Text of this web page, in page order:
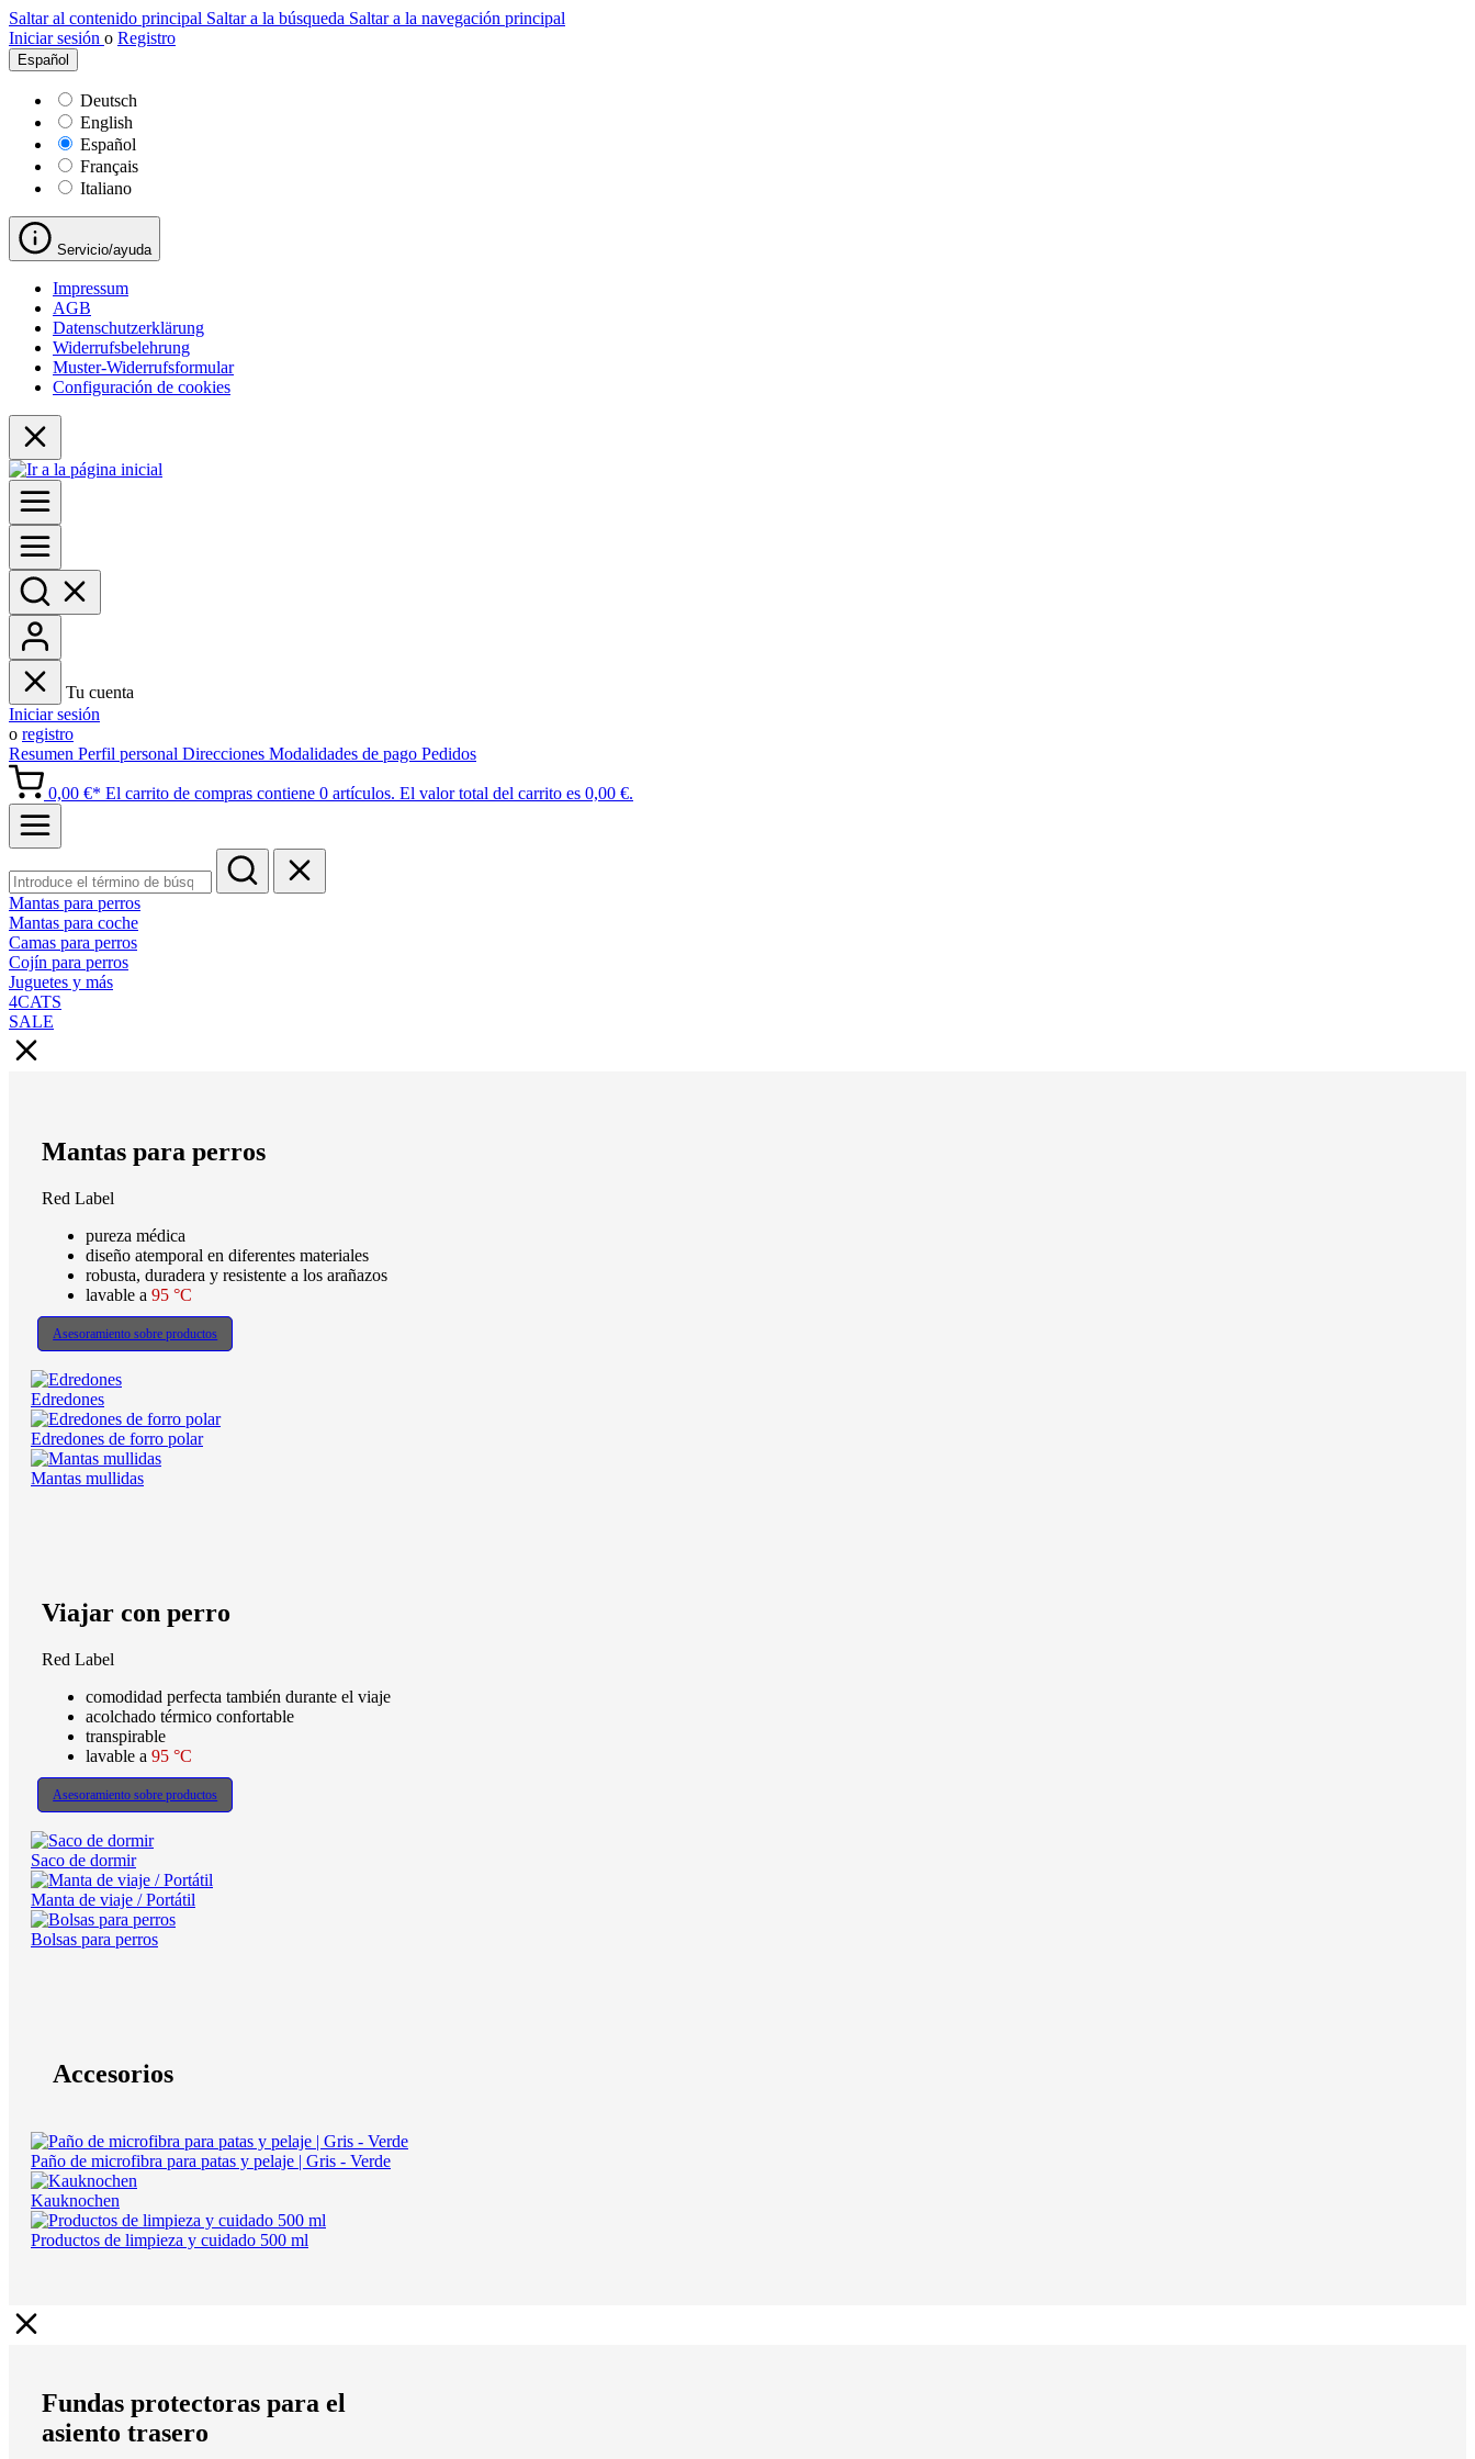
Saltar al contenido principal Saltar a la búsqueda Saltar a la navegación principal
Iniciar sesión o Registro
Español
Deutsch
English
Español
Français
Italiano
Servicio/ayuda
Impressum
AGB
Datenschutzerklärung
Widerrufsbelehrung
Muster-Widerrufsformular
Configuración de cookies
Tu cuenta
Iniciar sesión
o registro
Resumen Perfil personal Direcciones Modalidades de pago Pedidos
0,00 €* El carrito de compras contiene 0 artículos. El valor total del carrito es 0,00 €.
Mantas para perros
Mantas para coche
Camas para perros
Cojín para perros
Juguetes y más
4CATS
SALE
Mantas para perros
Red Label
pureza médica
diseño atemporal en diferentes materiales
robusta, duradera y resistente a los arañazos
lavable a 95 °C
Asesoramiento sobre productos
Edredones
Edredones de forro polar
Mantas mullidas
Viajar con perro
Red Label
comodidad perfecta también durante el viaje
acolchado térmico confortable
transpirable
lavable a 95 °C
Asesoramiento sobre productos
Saco de dormir
Manta de viaje / Portátil
Bolsas para perros
Accesorios
Paño de microfibra para patas y pelaje | Gris - Verde
Kauknochen
Productos de limpieza y cuidado 500 ml
Fundas protectoras para el
asiento trasero